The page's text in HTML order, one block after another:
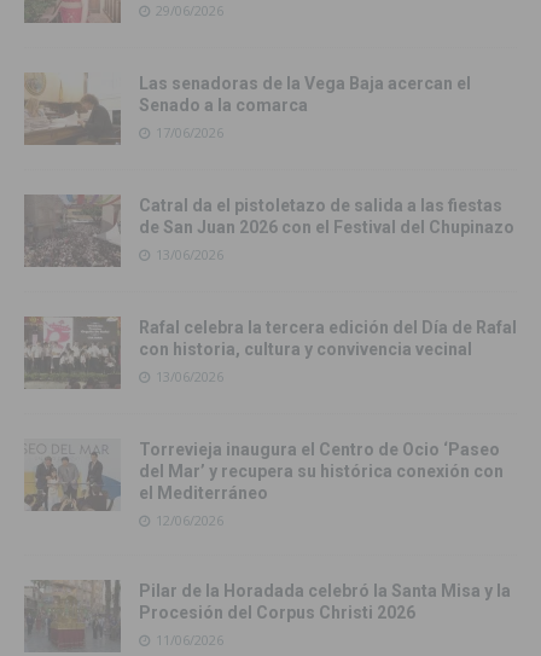
29/06/2026
Las senadoras de la Vega Baja acercan el
Senado a la comarca
17/06/2026
Catral da el pistoletazo de salida a las fiestas
de San Juan 2026 con el Festival del Chupinazo
13/06/2026
Rafal celebra la tercera edición del Día de Rafal
con historia, cultura y convivencia vecinal
13/06/2026
Torrevieja inaugura el Centro de Ocio ‘Paseo
del Mar’ y recupera su histórica conexión con
el Mediterráneo
12/06/2026
Pilar de la Horadada celebró la Santa Misa y la
Procesión del Corpus Christi 2026
11/06/2026